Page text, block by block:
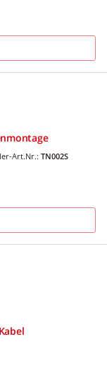
Art.Nr.: TN002S